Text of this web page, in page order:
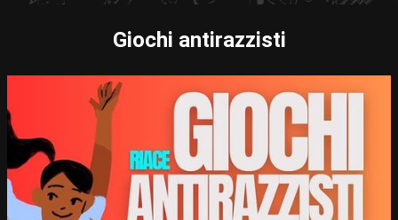
Giochi antirazzisti